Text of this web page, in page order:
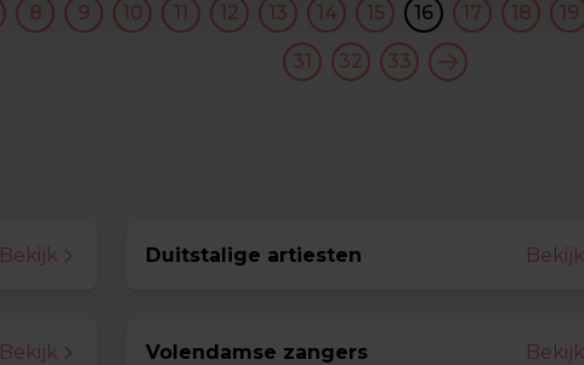
8 9 10 11 12 13 14 15 16 17 18 19
31 32 33
Bekijk Duitstalige artiesten Bekijk
Bekijk Volendamse zangers Bekijk